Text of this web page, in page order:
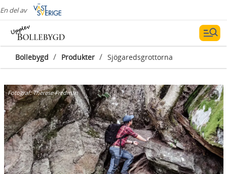
En del av
Bollebygd / Produkter / Sjögaredsgrottorna
Fotograf:Therese Fredman